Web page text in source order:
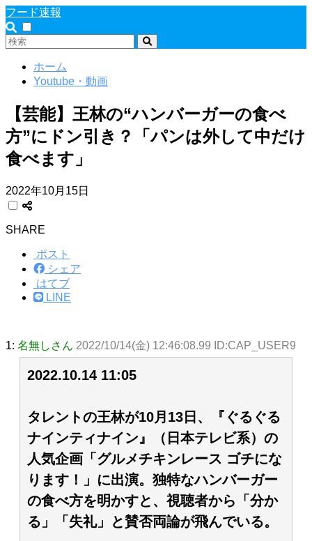
フード速報
ホーム
Youtube・動画
【芸能】王林の“ハンバーガーの食べ
方”にドン引き？「パンは外して中だけ
食べます」
2022年10月15日
SHARE
ポスト
シェア
はてブ
LINE
1: 名無しさん 2022/10/14(金) 12:46:08.99 ID:CAP_USER9
2022.10.14 11:05
タレントの王林が10月13日、『ぐるぐる
ナインティナイン』（日本テレビ系）の
人気企画「グルメチキンレース ゴチにな
ります！」に出演。独特なハンバーガー
の食べ方を明かすと、視聴者から「分か
る」「失礼」と賛否両論が飛んでいる。